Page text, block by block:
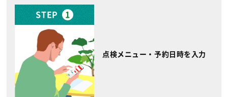
STEP 1
点検メニュー・予約日時を入力